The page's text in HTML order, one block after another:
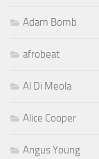
Adam Bomb
afrobeat
Al Di Meola
Alice Cooper
Angus Young